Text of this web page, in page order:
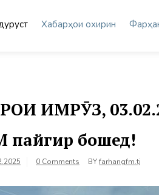
Хабарҳои охирин
пайгир бошед!
0 Comments BYfarhangfm.tj